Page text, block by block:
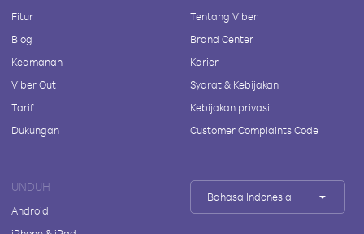
Fitur
Blog
Keamanan
Viber Out
Tarif
Dukungan
Tentang Viber
Brand Center
Karier
Syarat & Kebijakan
Kebijakan privasi
Customer Complaints Code
UNDUH
Android
Bahasa Indonesia